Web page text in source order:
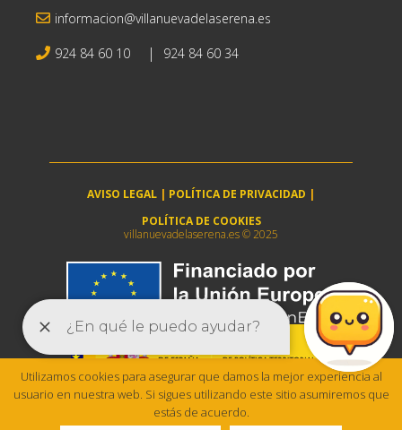
informacion@villanuevadelaserena.es
924 84 60 10 | 924 84 60 34
AVISO LEGAL | POLÍTICA DE PRIVACIDAD |
POLÍTICA DE COOKIES
villanuevadelaserena.es © 2025
Utilizamos cookies para asegurar que damos la mejor experiencia al
usuario en nuestra web. Si sigues utilizando este sitio asumiremos que
estás de acuerdo.